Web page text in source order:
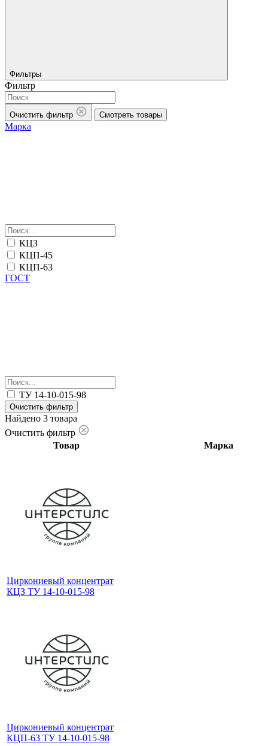
Фильтры
Фильтр
Очистить фильтр Смотреть товары
Марка
КЦЗ
КЦП-45
КЦП-63
ГОСТ
ТУ 14-10-015-98
Очистить фильтр
Найдено 3 товара
Очистить фильтр
Товар
Марка
Циркониевый концентрат
КЦЗ ТУ 14-10-015-98
Циркониевый концентрат
КЦП-63 ТУ 14-10-015-98